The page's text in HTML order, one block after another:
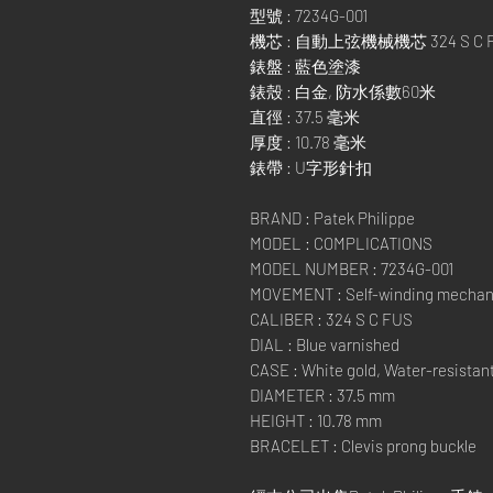
型號 : 7234G-001
機芯 : 自動上弦機械機芯 324 S C
錶盤 : 藍色塗漆
錶殼 : 白金, 防水係數60米
直徑 : 37.5 毫米
厚度 : 10.78 毫米
錶帶 : U字形針扣
BRAND : Patek Philippe
MODEL : COMPLICATIONS
MODEL NUMBER : 7234G-001
MOVEMENT : Self-winding
CALIBER : 324 S C FUS
DIAL : Blue varnished
CASE : White gold, Water-
DIAMETER : 37.5 mm
HEIGHT : 10.78 mm
BRACELET : Clevis prong buckle